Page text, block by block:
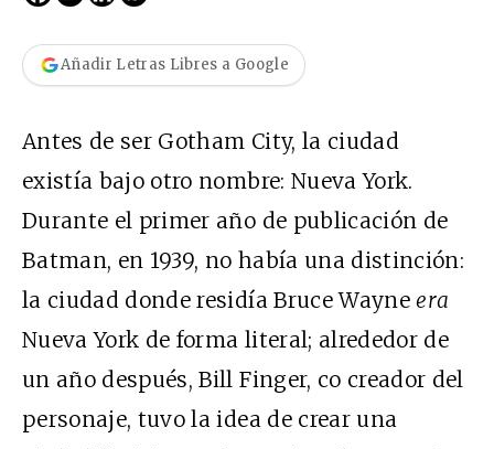
Añadir Letras Libres a Google
Antes de ser Gotham City, la ciudad
existía bajo otro nombre: Nueva York.
Durante el primer año de publicación de
Batman, en 1939, no había una distinción:
la ciudad donde residía Bruce Wayneera
Nueva York de forma literal; alrededor de
un año después, Bill Finger, co creador del
personaje, tuvo la idea de crear una